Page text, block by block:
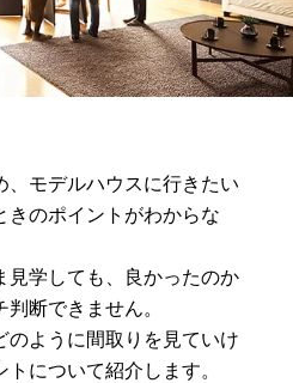
、モデルハウスに行きたい
きのポイントがわからな
見学しても、良かったのか
断できません。
のように間取りを見ていけ
について紹介します。